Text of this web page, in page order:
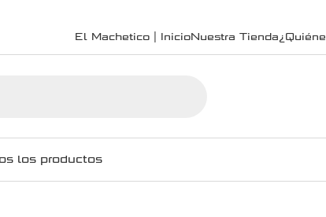
El Machetico | InicioNuestra Tienda
los productos